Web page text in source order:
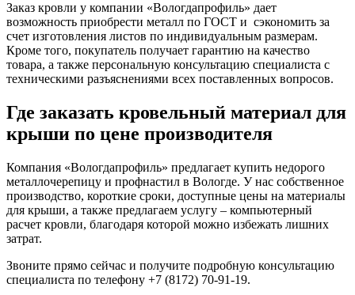
Заказ кровли у компании «Вологдапрофиль» дает
возможность приобрести металл по ГОСТ и сэкономить за
счет изготовления листов по индивидуальным размерам.
Кроме того, покупатель получает гарантию на качество
товара, а также персональную консультацию специалиста с
техническими разъяснениями всех поставленных вопросов.
Где заказать кровельный материал для
крыши по цене производителя
Компания «Вологдапрофиль» предлагает купить недорого
металлочерепицу и профнастил в Вологде. У нас собственное
производство, короткие сроки, доступные цены на материалы
для крыши, а также предлагаем услугу – компьютерный
расчет кровли, благодаря которой можно избежать лишних
затрат.
Звоните прямо сейчас и получите подробную консультацию
специалиста по телефону +7 (8172) 70-91-19.